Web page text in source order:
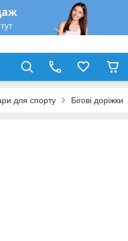
для спорту Бігові доріжки